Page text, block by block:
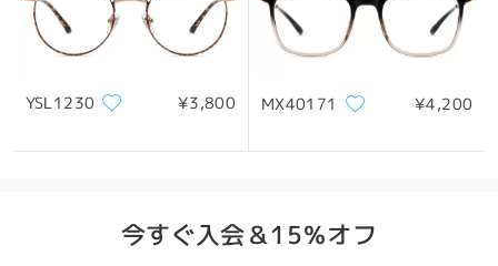
YSL1230 ¥3,800 MX40171 ¥4,200
今すぐ入会＆15％オフ